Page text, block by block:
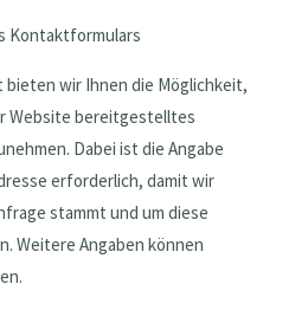
Kontaktformulars
bieten wir Ihnen die Möglichkeit,
Website bereitgestelltes
Dabei ist die Angabe
erforderlich, damit wir
stammt und um diese
Weitere Angaben können